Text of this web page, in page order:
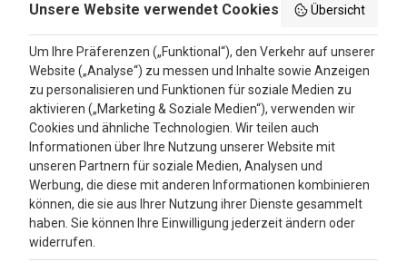
Bewertungen
4.3
Google Reviews
Unsere Website verwendet Cookies Übersicht
Um Ihre Präferenzen („Funktional“), den Verkehr auf unserer
Website („Analyse“) zu messen und Inhalte sowie Anzeigen
zu personalisieren und Funktionen für soziale Medien zu
aktivieren („Marketing & Soziale Medien“), verwenden wir
Cookies und ähnliche Technologien. Wir teilen auch
Informationen über Ihre Nutzung unserer Website mit
unseren Partnern für soziale Medien, Analysen und
Werbung, die diese mit anderen Informationen kombinieren
können, die sie aus Ihrer Nutzung ihrer Dienste gesammelt
haben. Sie können Ihre Einwilligung jederzeit ändern oder
widerrufen.